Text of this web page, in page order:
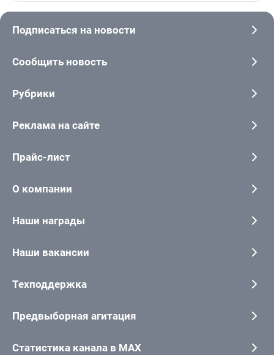
Подписаться на новости
Сообщить новость
Рубрики
Реклама на сайте
Прайс-лист
О компании
Наши награды
Наши вакансии
Техподдержка
Предвыборная агитация
Статистика канала в MAX